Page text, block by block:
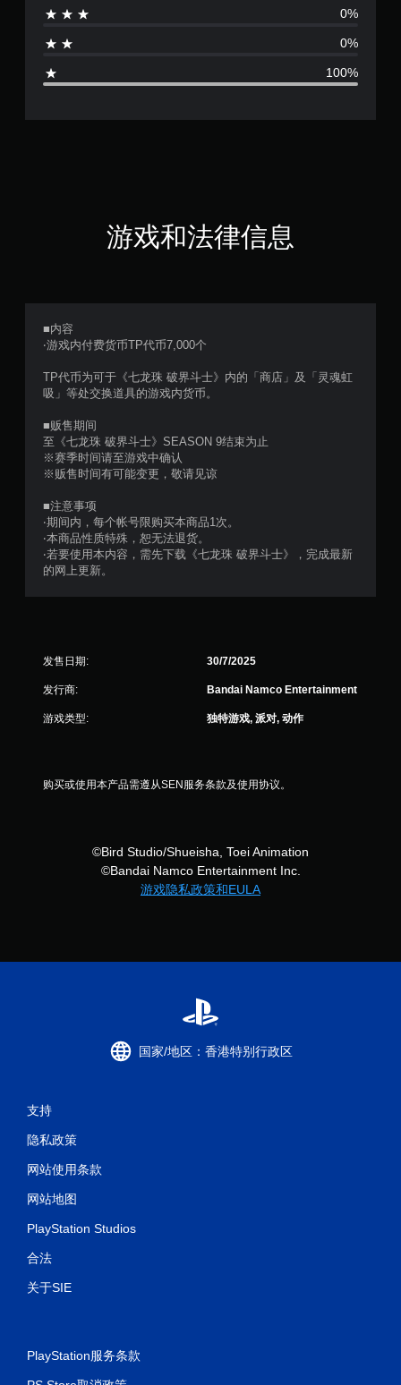
颗
（
0%
0%
100%
游戏和法律信息
■内容
‧游戏内付费货币TP代币7,000个
TP代币为可于《七龙珠 破界斗士》内的「商店」及「灵魂虹
吸」等处交换道具的游戏内货币。
■贩售期间
至《七龙珠 破界斗士》SEASON 9结束为止
※赛季时间请至游戏中确认
※贩售时间有可能变更，敬请见谅
■注意事项
‧期间内，每个帐号限购买本商品1次。
‧本商品性质特殊，恕无法退货。
‧若要使用本内容，需先下载《七龙珠 破界斗士》，完成最新
的网上更新。
发售日期: 30/7/2025
发行商: Bandai Namco Entertainment
游戏类型: 独特游戏, 派对, 动作
购买或使用本产品需遵从SEN服务条款及使用协议。
©Bird Studio/Shueisha, Toei Animation
©Bandai Namco Entertainment Inc.
游戏隐私政策和EULA
国家/地区：香港特别行政区
支持
隐私政策
网站使用条款
网站地图
PlayStation Studios
合法
关于SIE
PlayStation服务条款